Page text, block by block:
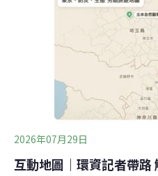
情，全台志工響應加入清除
棄物，協助災區恢復正常生
物清理的環境部召開記者會
術，紀念當時50萬人次「鏟
部長彭啓明表示，金鏟子也
災後被動清淤與末端清理，
變」的韌性防災新模式。他
量且具危害性之廢棄物，故
2026年07月29日
互動地圖｜環資記者帶路